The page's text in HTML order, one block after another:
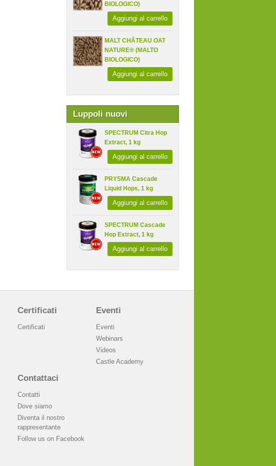
BIOLOGICO)
Aggiungi al carrello
MALT CHÂTEAU OAT
NATURE® (MALTO
BIOLOGICO)
Aggiungi al carrello
Luppoli nuovi
SPECTRUM Citra Hop
Extract, 1 kg
Aggiungi al carrello
PRYSMA Cascade
Liquid Hops, 1 kg
Aggiungi al carrello
SPECTRUM Cascade
Hop Extract, 1 kg
Aggiungi al carrello
Certificati
Certificati
Eventi
Eventi
Webinars
Videos
Castle Academy
Contattaci
Contatti
Dove siamo
Diventa il nostro
rappresentante
Follow us on Facebook